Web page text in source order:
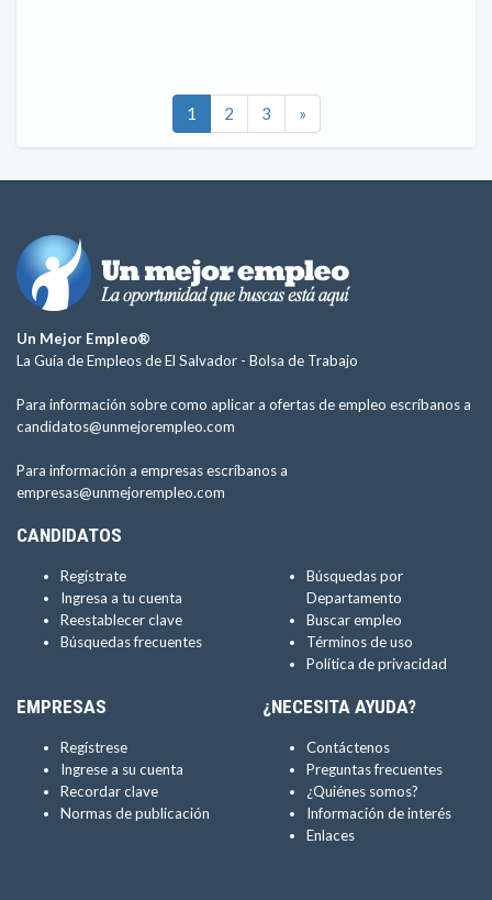
1 2 3 »
Un Mejor Empleo®
La Guía de Empleos de El Salvador - Bolsa de Trabajo
Para información sobre como aplicar a ofertas de empleo escríbanos a
candidatos@unmejorempleo.com
Para información a empresas escríbanos a
empresas@unmejorempleo.com
CANDIDATOS
Regístrate
Ingresa a tu cuenta
Reestablecer clave
Búsquedas frecuentes
Búsquedas por
Departamento
Buscar empleo
Términos de uso
Política de privacidad
EMPRESAS
Regístrese
Ingrese a su cuenta
Recordar clave
Normas de publicación
¿NECESITA AYUDA?
Contáctenos
Preguntas frecuentes
¿Quiénes somos?
Información de interés
Enlaces